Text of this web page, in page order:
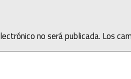
no será publicada. Los